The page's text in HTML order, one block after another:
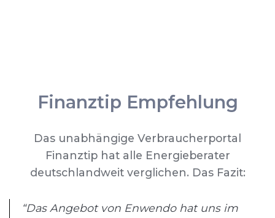
Finanztip Empfehlung
Das unabhängige Verbraucherportal
Finanztip hat alle Energieberater
deutschlandweit verglichen. Das Fazit:
“Das Angebot von Enwendo hat uns im